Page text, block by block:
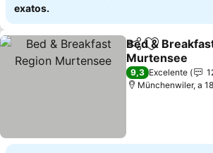
exatos.
PartilharAdicionar
Bed &
Murtensee
9,3 Excelente
Münchenwiler, a